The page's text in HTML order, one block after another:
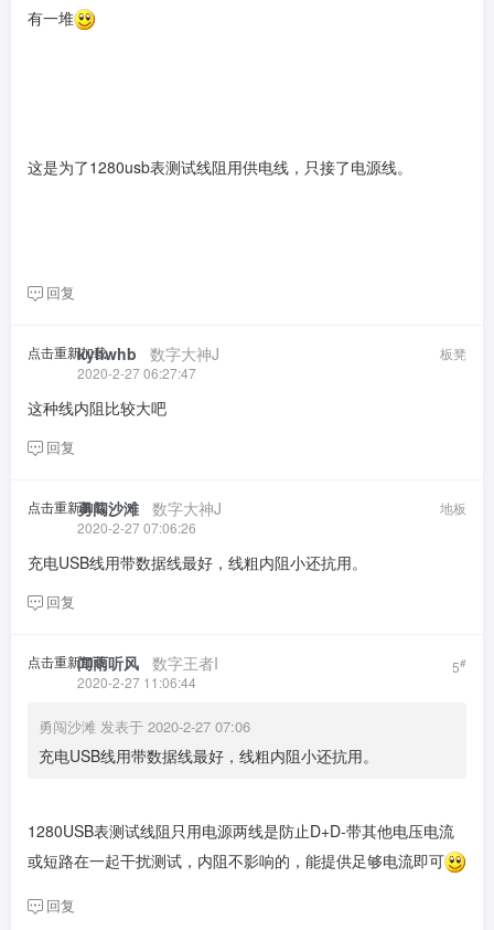
有一堆
这是为了1280usb表测试线阻用供电线，只接了电源线。
回复
点击重新加载 板凳
kyhwhb 数字大神J
2020-2-27 06:27:47
这种线内阻比较大吧
回复
点击重新加载 地板
勇闯沙滩 数字大神J
2020-2-27 07:06:26
充电USB线用带数据线最好，线粗内阻小还抗用。
回复
点击重新加载 5#
闻雨听风 数字王者I
2020-2-27 11:06:44
勇闯沙滩 发表于 2020-2-27 07:06
充电USB线用带数据线最好，线粗内阻小还抗用。
1280USB表测试线阻只用电源两线是防止D+D-带其他电压电流
或短路在一起干扰测试，内阻不影响的，能提供足够电流即可
回复